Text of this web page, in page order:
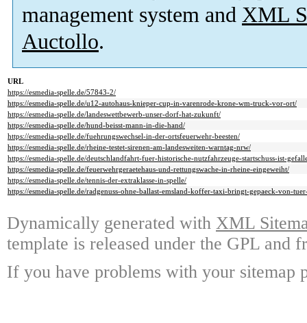
management system and XML
Auctollo.
URL
https://esmedia-spelle.de/57843-2/
https://esmedia-spelle.de/u12-autohaus-knieper-cup-in-varenrode-krone-wm-truck-vor-ort/
https://esmedia-spelle.de/landeswettbewerb-unser-dorf-hat-zukunft/
https://esmedia-spelle.de/hund-beisst-mann-in-die-hand/
https://esmedia-spelle.de/fuehrungswechsel-in-der-ortsfeuerwehr-beesten/
https://esmedia-spelle.de/rheine-testet-sirenen-am-landesweiten-warntag-nrw/
https://esmedia-spelle.de/deutschlandfahrt-fuer-historische-nutzfahrzeuge-startschuss-ist-
https://esmedia-spelle.de/feuerwehrgeraetehaus-und-rettungswache-in-rheine-eingeweiht/
https://esmedia-spelle.de/tennis-der-extraklasse-in-spelle/
https://esmedia-spelle.de/radgenuss-ohne-ballast-emsland-koffer-taxi-bringt-gepaeck-von-
Dynamically generated with XML
template is released under the GPL and
If you have problems with your sitemap